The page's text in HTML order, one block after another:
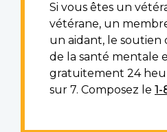
Si vous êtes un
vétérane, un
un aidant, le soutien
de la santé mentale
gratuitement 24
sur 7. Composez le